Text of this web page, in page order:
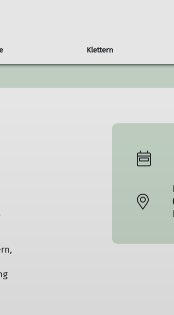
Mitteilungsblatt
Vorträge und Veranstaltungen
Klettern
Anfragen